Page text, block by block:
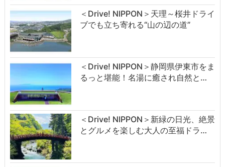
＜Drive! NIPPON＞天理～桜井ドライ
ブでも立ち寄れる“山の辺の道”
＜Drive! NIPPON＞静岡県伊東市をま
るっと堪能！名湯に癒され自然と…
＜Drive! NIPPON＞新緑の日光、絶景
とグルメを楽しむ大人の至福ドラ…